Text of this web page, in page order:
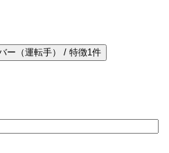
ー（運転手） / 特徴1件